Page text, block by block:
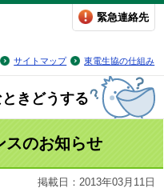
サイトマップ 東電生協の仕組み
緊急連絡先
きどうする
スのお知らせ
掲載日：2013年03月11日